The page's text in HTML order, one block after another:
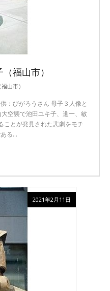
福山市）
山市）
：びがろうさん 母子３人像と
空襲で池田ユキ子、進一、敏
ことが発見された悲劇をモチ
る…
2021年2月11日